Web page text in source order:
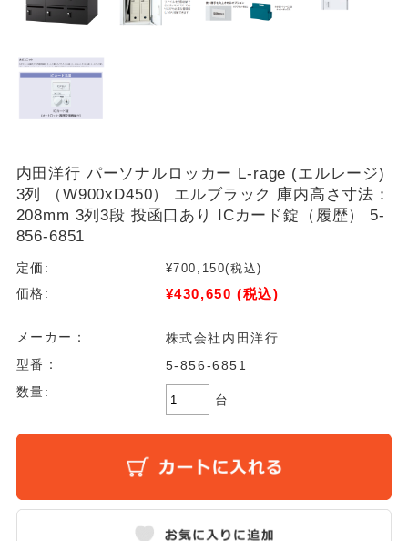
内田洋行 パーソナルロッカー L-rage (エルレージ)
3列 （W900xD450） エルブラック 庫内高さ寸法：
208mm 3列3段 投函口あり ICカード錠（履歴） 5-
856-6851
定価: ¥700,150(税込)
価格:
¥430,650 (税込)
メーカー：
株式会社内田洋行
型番：
5-856-6851
数量:
台